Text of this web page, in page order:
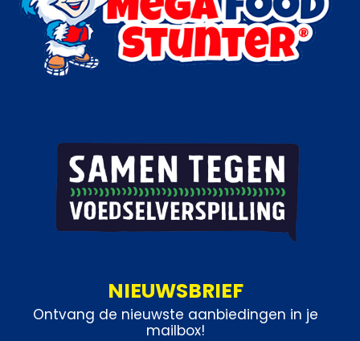
NIEUWSBRIEF
Ontvang de nieuwste aanbiedingen in je
mailbox!